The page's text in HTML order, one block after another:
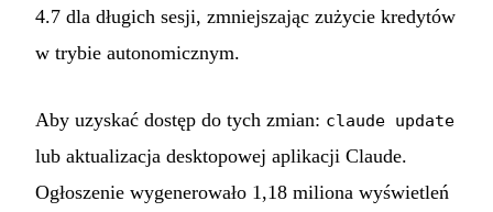
4.7 dla długich sesji, zmniejszając zużycie kredytów
w trybie autonomicznym.
Aby uzyskać dostęp do tych zmian: claude update
lub aktualizacja desktopowej aplikacji Claude.
Ogłoszenie wygenerowało 1,18 miliona wyświetleń